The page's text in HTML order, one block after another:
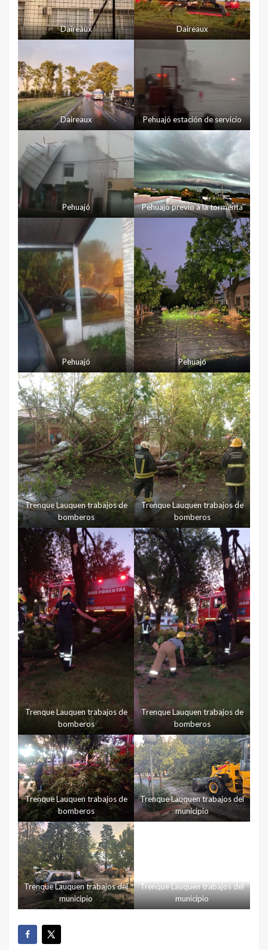
Daireaux Daireaux
Daireaux Pehuajó estación de servicio
Pehuajó Pehuajó previo a la tormenta
Pehuajó Pehuajó
Trenque Lauquen trabajos de
bomberos
Trenque Lauquen trabajos de
bomberos
Trenque Lauquen trabajos de
bomberos
Trenque Lauquen trabajos de
bomberos
Trenque Lauquen trabajos de
bomberos
Trenque Lauquen trabajos del
municipio
Trenque Lauquen trabajos del
municipio
Trenque Lauquen trabajos del
municipio